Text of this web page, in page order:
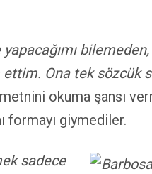
ettim. Ona tek sözcük
okuma şansı
formayı giymediler.
sadece